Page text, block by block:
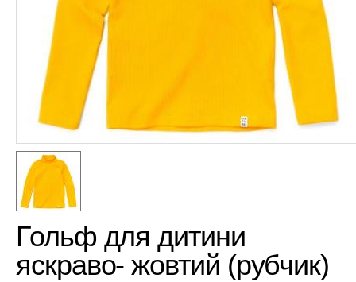
Гольф для дитини
яскраво- жовтий (рубчик)